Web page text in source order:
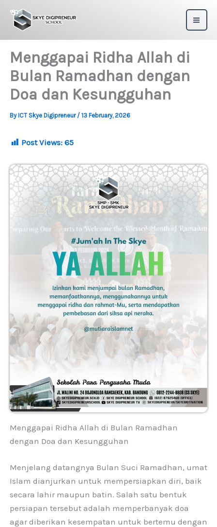
content
Menggapai Ridha Allah di
Bulan Ramadhan dengan
Doa dan Kesungguhan
By ICT Skye Digipreneur / 13 February, 2026
Post Views: 65
Menggapai Ridha Allah di Bulan Ramadhan
dengan Doa dan Kesungguhan
Menjelang datangnya Bulan Suci Ramadhan, umat
Islam dianjurkan untuk mempersiapkan diri, baik
secara lahir maupun batin. Salah satu bentuk
persiapan tersebut adalah memperbanyak doa
agar diberikan kesempatan untuk bertemu dengan